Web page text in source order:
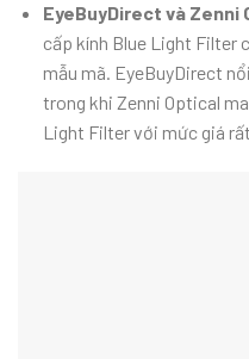
EyeBuyDirect và Zenni
cấp kính Blue Light Filter
mẫu mã. EyeBuyDirect
trong khi Zenni Optical
Light Filter với mức giá